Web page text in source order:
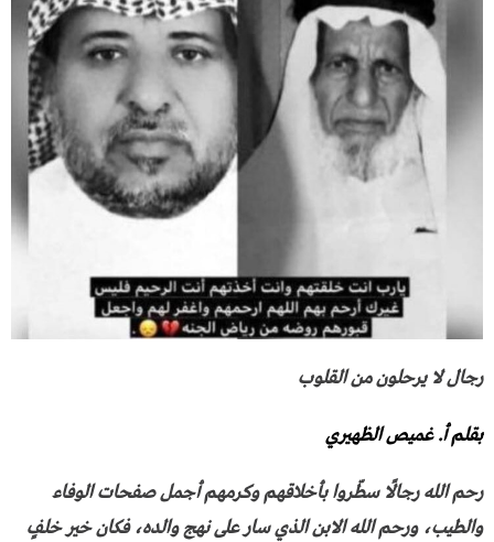
رجال لا يرحلون من القلوب
بقلم أ. غميص الظهيري
رحم الله رجالًا سطّروا بأخلاقهم وكرمهم أجمل صفحات الوفاء
والطيب، ورحم الله الابن الذي سار على نهج والده، فكان خير خلفٍ